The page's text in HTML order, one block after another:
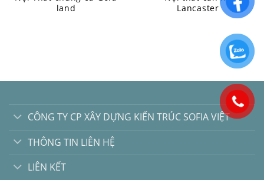
land
Lancaster
CÔNG TY CP XÂY DỰNG KIẾN TRÚC SOFIA VIỆT
THÔNG TIN LIÊN HỆ
LIÊN KẾT